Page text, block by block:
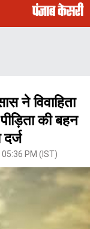
ने विवाहिता
की बहन
PM (IST)